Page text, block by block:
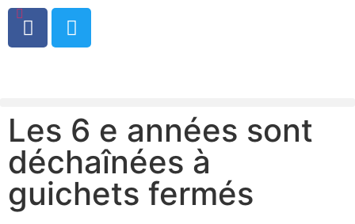
0
Les 6 e années sont
déchaînées à
guichets fermés